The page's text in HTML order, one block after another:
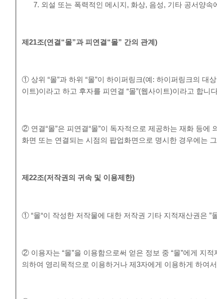
외설 또는 폭력적인 메시지, 화상, 음성, 기타 공서양
제21조(연결 “몰”과 피연결 “몰” 간의 관계)
① 상위 “몰”과 하위 “몰”이 하이퍼링크(예: 하이퍼링크의 대
이트)이라고 하고 후자를 피연결 “몰”(웹사이트)이라고 합니
② 연결“몰”은 피연결“몰”이 독자적으로 제공하는 재화 등에
화면 또는 연결되는 시점의 팝업화면으로 명시한 경우에는
제22조(저작권의 귀속 및 이용제한)
① “몰“이 작성한 저작물에 대한 저작권 기타 지적재산권은 ”
② 이용자는 “몰”을 이용함으로써 얻은 정보 중 “몰”에게 지
의하여 영리목적으로 이용하거나 제3자에게 이용하게 하여